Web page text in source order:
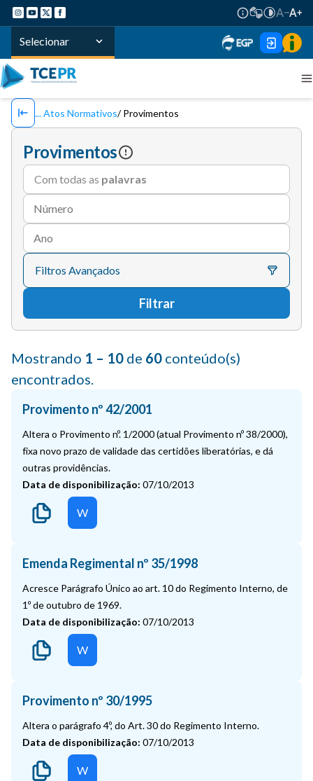
Selecionar
Atos Normativos Provimentos
Provimentos
Com todas as palavras
Número
Ano
Filtros Avançados
Filtrar
Mostrando 1 – 10 de 60 conteúdo(s)
encontrados.
Provimento nº 42/2001
Altera o Provimento nº. 1/2000 (atual Provimento nº 38/2000),
fixa novo prazo de validade das certidões liberatórias, e dá
outras providências.
Data de disponibilização: 07/10/2013
W
Emenda Regimental nº 35/1998
Acresce Parágrafo Único ao art. 10 do Regimento Interno, de
1º de outubro de 1969.
Data de disponibilização: 07/10/2013
W
Provimento nº 30/1995
Altera o parágrafo 4º, do Art. 30 do Regimento Interno.
Data de disponibilização: 07/10/2013
W